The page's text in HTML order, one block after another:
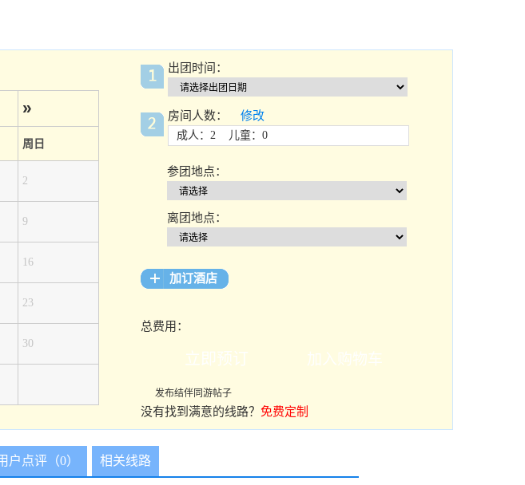
»
周日
2
9
16
23
30
出团时间：
房间人数： 修改
成人：2 儿童：0
参团地点：
离团地点：
加订酒店
总费用：
发布结伴同游帖子
没有找到满意的线路？ 免费定制
户点评（0） 相关线路